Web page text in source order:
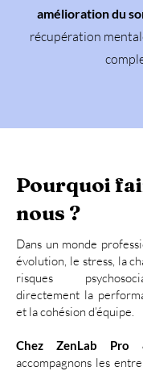
amélioration du
récupération
Pourquoi
nous ?
Dans un monde
évolution, le stress, la
risques
directement la
et la cohésion d’équipe.
Chez ZenLab Pro
accompagnons les